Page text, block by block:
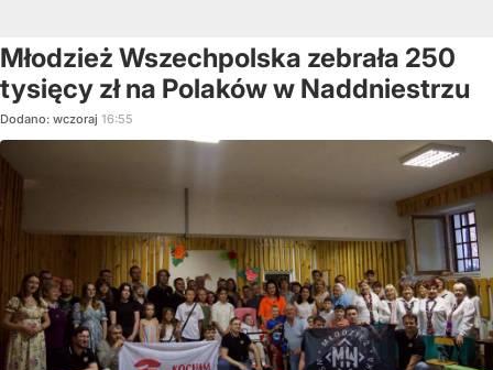
Młodzież Wszechpolska zebrała 250
tysięcy zł na Polaków w Naddniestrzu
Dodano: wczoraj 16:55